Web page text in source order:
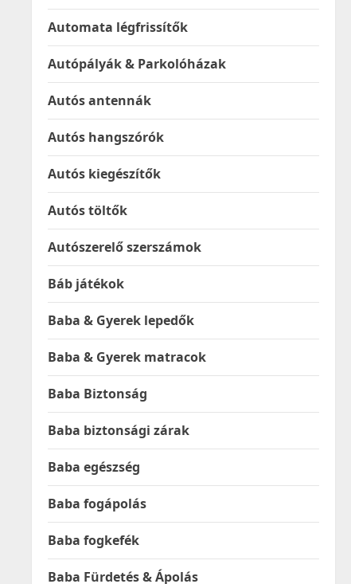
Automata légfrissítők
Autópályák & Parkolóházak
Autós antennák
Autós hangszórók
Autós kiegészítők
Autós töltők
Autószerelő szerszámok
Báb játékok
Baba & Gyerek lepedők
Baba & Gyerek matracok
Baba Biztonság
Baba biztonsági zárak
Baba egészség
Baba fogápolás
Baba fogkefék
Baba Fürdetés & Ápolás